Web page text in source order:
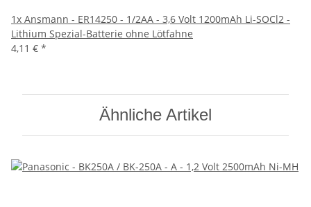
1x Ansmann - ER14250 - 1/2AA - 3,6 Volt 1200mAh Li-SOCl2 -
Lithium Spezial-Batterie ohne Lötfahne
4,11 € *
Ähnliche Artikel